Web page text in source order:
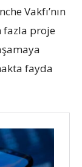
Vakfı’nın
fazla proje
fayda